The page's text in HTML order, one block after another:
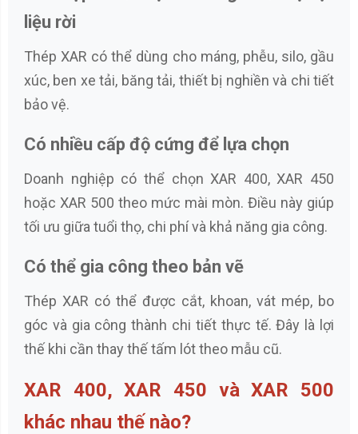
liệu rời
Thép XAR có thể dùng cho máng, phễu, silo, gầu
xúc, ben xe tải, băng tải, thiết bị nghiền và chi tiết
bảo vệ.
Có nhiều cấp độ cứng để lựa chọn
Doanh nghiệp có thể chọn XAR 400, XAR 450
hoặc XAR 500 theo mức mài mòn. Điều này giúp
tối ưu giữa tuổi thọ, chi phí và khả năng gia công.
Có thể gia công theo bản vẽ
Thép XAR có thể được cắt, khoan, vát mép, bo
góc và gia công thành chi tiết thực tế. Đây là lợi
thế khi cần thay thế tấm lót theo mẫu cũ.
XAR 400, XAR 450 và XAR 500
khác nhau thế nào?